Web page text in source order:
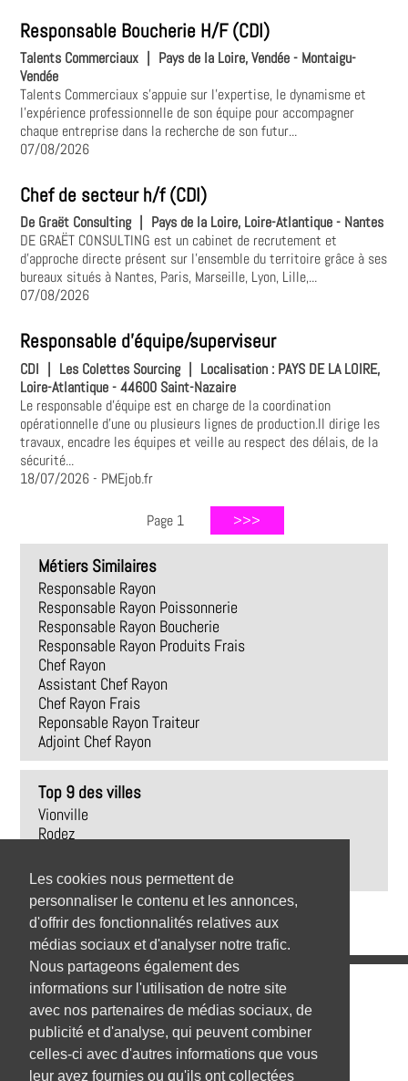
Les cookies nous permettent de
personnaliser le contenu et les annonces,
d'offrir des fonctionnalités relatives aux
médias sociaux et d'analyser notre trafic.
Nous partageons également des
informations sur l'utilisation de notre site
avec nos partenaires de médias sociaux, de
publicité et d'analyse, qui peuvent combiner
celles-ci avec d'autres informations que vous
leur avez fournies ou qu'ils ont collectées
Responsable Boucherie H/F (CDI)
Talents Commerciaux
Pays de la Loire, Vendée - Montaigu-
Vendée
Talents Commerciaux s'appuie sur l'expertise, le dynamisme et
l'expérience professionnelle de son équipe pour accompagner
chaque entreprise dans la recherche de son futur...
07/08/2026
Chef de secteur h/f (CDI)
De Graët Consulting
Pays de la Loire, Loire-Atlantique - Nantes
DE GRAËT CONSULTING est un cabinet de recrutement et
d'approche directe présent sur l'ensemble du territoire grâce à ses
bureaux situés à Nantes, Paris, Marseille, Lyon, Lille,...
07/08/2026
Responsable d'équipe/superviseur
CDI | Les Colettes Sourcing | Localisation : PAYS DE LA LOIRE,
Loire-Atlantique - 44600 Saint-Nazaire
Le responsable d'équipe est en charge de la coordination
opérationnelle d'une ou plusieurs lignes de production.Il dirige les
travaux, encadre les équipes et veille au respect des délais, de la
sécurité...
18/07/2026- PMEjob.fr
Page 1
Métiers Similaires
Responsable Rayon
Responsable Rayon Poissonnerie
Responsable Rayon Boucherie
Responsable Rayon Produits Frais
Chef Rayon
Assistant Chef Rayon
Chef Rayon Frais
Reponsable Rayon Traiteur
Adjoint Chef Rayon
Top 9 des villes
Vionville
Rodez
Revel
Emplois
Emplois par secteur
Emplois par ville